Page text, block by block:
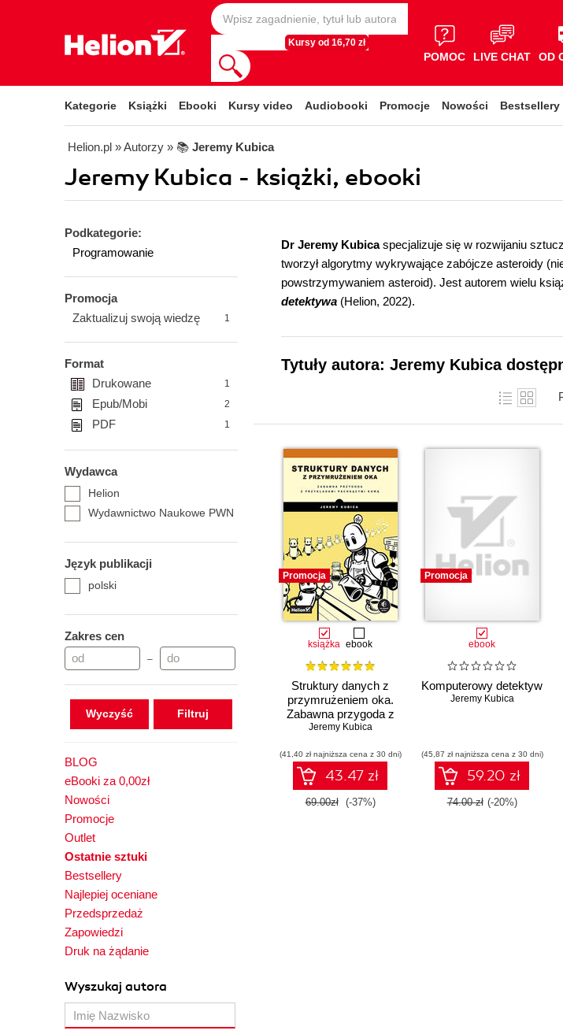
Kursy od 16,70 zł
POMOC LIVE CHAT OD
Kategorie Książki Ebooki Kursy video Audiobooki Promocje Nowości Bestsellery
Helion.pl » Autorzy » 📚 Jeremy Kubica
Jeremy Kubica - książki, ebooki
Podkategorie:
Programowanie
Promocja
Zaktualizuj swoją wiedzę
1
Format
Drukowane
1
Epub/Mobi 2
PDF 1
Wydawca
Helion
Wydawnictwo Naukowe PWN
Język publikacji
polski
Zakres cen
–
Wyczyść
BLOG
eBooki za 0,00zł
Nowości
Promocje
Outlet
Ostatnie sztuki
Bestsellery
Najlepiej oceniane
Przedsprzedaż
Zapowiedzi
Druk na żądanie
Wyszukaj autora
Dr Jeremy Kubicaspecjalizuje się w rozwijaniu
tworzył algorytmy wykrywające zabójcze asteroidy
powstrzymywaniem asteroid). Jest autorem wielu
detektywa (Helion, 2022).
Tytuły autora: Jeremy Kubica
Promocja
książka ebook
Struktury danych z
przymrużeniem oka.
Zabawna przygoda z
przykładami
Jeremy Kubica
(41,40 zł najniższa cena z 30 dni)
43.47 zł
69.00zł (-37%)
Promocja
ebook
Komputerowy detektyw
Jeremy Kubica
(45,87 zł najniższa cena z 30 dni)
59.20 zł
74.00 zł (-20%)